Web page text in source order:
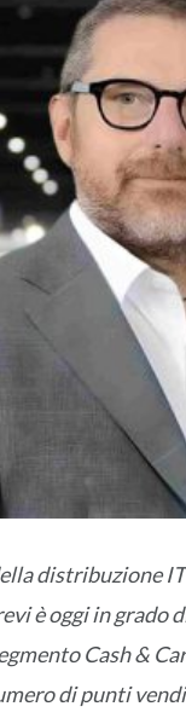
distribuzione
è oggi in grado
Cash &
di punti